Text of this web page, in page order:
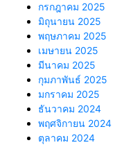
กรกฎาคม 2025
มิถุนายน 2025
พฤษภาคม 2025
เมษายน 2025
มีนาคม 2025
กุมภาพันธ์ 2025
มกราคม 2025
ธันวาคม 2024
พฤศจิกายน 2024
ตุลาคม 2024